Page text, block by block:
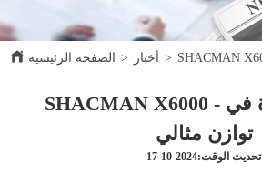
الصفحة الرئيسية > أخبار >
SHACMAN X6000 - الذكاء والقوة في
توازن مثالي
تحديث الوقت:2024-10-17